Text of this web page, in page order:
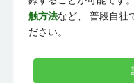
触方法など、 普段自社
ださい。